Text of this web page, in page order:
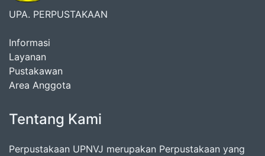
UPA. PERPUSTAKAAN
Informasi
Layanan
Pustakawan
Area Anggota
Tentang Kami
Perpustakaan UPNVJ merupakan Perpustakaan yang